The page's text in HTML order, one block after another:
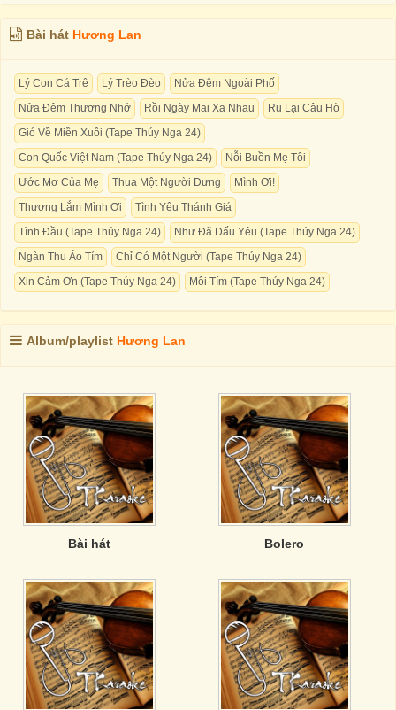
Bài hát Hương Lan
Lý Con Cá Trê Lý Trèo Đèo
Nửa Đêm Ngoài Phố
Nửa Đêm Thương Nhớ
Rồi Ngày Mai Xa Nhau
Ru Lại Câu Hò
Gió Về Miền Xuôi (Tape Thúy Nga 24)
Con Quốc Việt Nam (Tape Thúy Nga 24)
Nỗi Buồn Mẹ Tôi
Ước Mơ Của Mẹ
Thua Một Người Dưng
Mình Ơi!
Thương Lắm Mình Ơi
Tình Yêu Thánh Giá
Tình Đầu (Tape Thúy Nga 24)
Như Đã Dấu Yêu (Tape Thúy Nga 24)
Ngàn Thu Áo Tím
Chỉ Có Một Người (Tape Thúy Nga 24)
Xin Cảm Ơn (Tape Thúy Nga 24)
Môi Tím (Tape Thúy Nga 24)
Album/playlist Hương Lan
Bài hát Bolero